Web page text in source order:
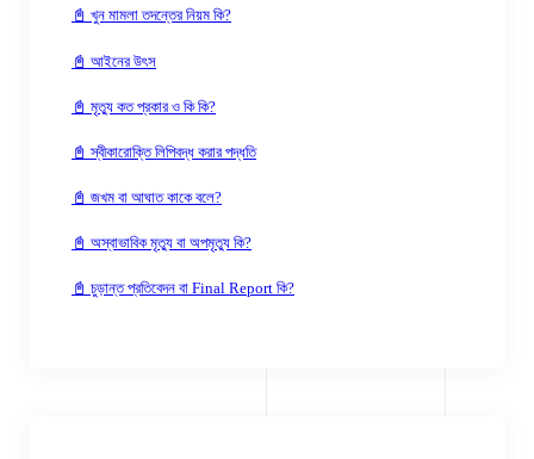
📓 খুন মামলা তদন্তের নিয়ম কি?
📓 আইনের উৎস
📓 মৃত্যু কত প্রকার ও কি কি?
📓 স্বীকারোক্তি লিপিবদ্ধ করার পদ্ধতি
📓 জখম বা আঘাত কাকে বলে?
📓 অস্বাভাবিক মৃত্যু বা অপমৃত্যু কি?
📓 চুড়ান্ত প্রতিবেদন বা Final Report কি?